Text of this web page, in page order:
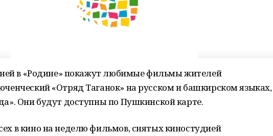
в «Родине» покажут любимые фильмы жителей
«Отряд Таганок» на русском и башкирском языках,
Они будут доступны по Пушкинской карте.
в кино на неделю фильмов, снятых киностудией